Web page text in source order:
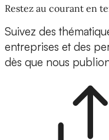
Restez au courant en
Suivez des
entreprises et des
dès que nous